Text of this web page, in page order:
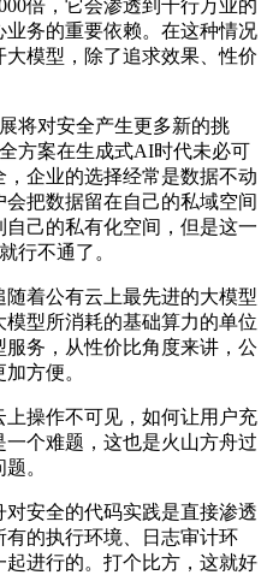
倍，它会渗透到千行万业的
务的重要依赖。在这种情况
大模型，除了追求效果、性价
对安全产生更多新的挑
方案在生成式AI时代未必可
企业的选择经常是数据不动
把数据留在自己的私域空间
己的私有化空间，但是这一
行不通了。
着公有云上最先进的大模型
型所消耗的基础算力的单位
务，从性价比角度来讲，公
方便。
操作不可见，如何让用户充
个难题，这也是火山方舟过
。
安全的代码实践是直接渗透
的执行环境、日志审计环
进行的。打个比方，这就好